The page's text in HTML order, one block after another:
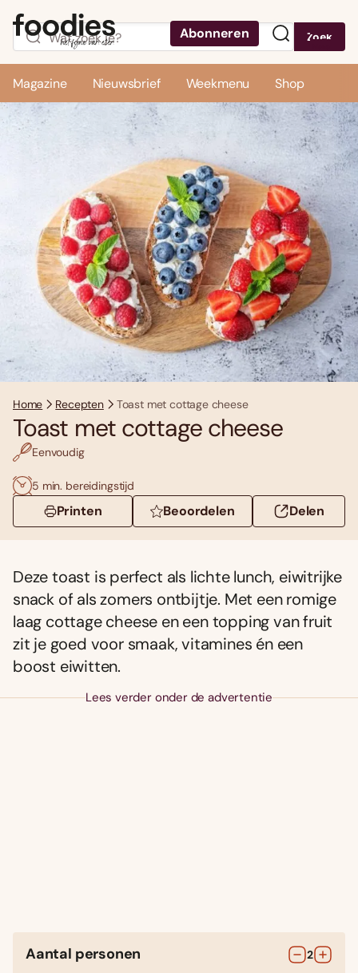
Abonneren Zoek
Magazine Nieuwsbrief Weekmenu Shop
Home Recepten Toast met cottage cheese
Toast met cottage cheese
Eenvoudig
5 min. bereidingstijd
Printen Beoordelen Delen
Deze toast is perfect als lichte lunch, eiwitrijke
snack of als zomers ontbijtje. Met een romige
laag cottage cheese en een topping van fruit
zit je goed voor smaak, vitamines én een
boost eiwitten.
Lees verder onder de advertentie
Aantal personen 2